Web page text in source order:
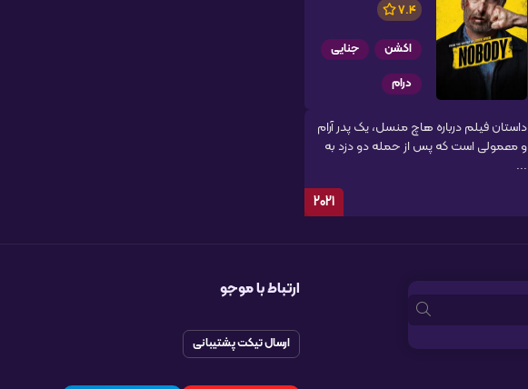
7.4
اکشن
جنایی
درام
داستان فیلم درباره هاچ منسل، یک پدر آرام
و معمولی است که پس از حمله دو دزد به
...
2021
ارتباط با موجو
ارسال تیکت پشتیبانی